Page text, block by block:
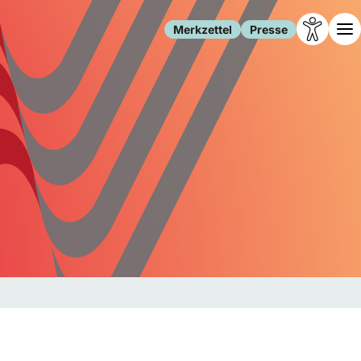
Merkzettel Presse
Leben
Familie
Freizeit
Gesundheit
Internet
Gesellschaft
Forschung
Migration
Polizei